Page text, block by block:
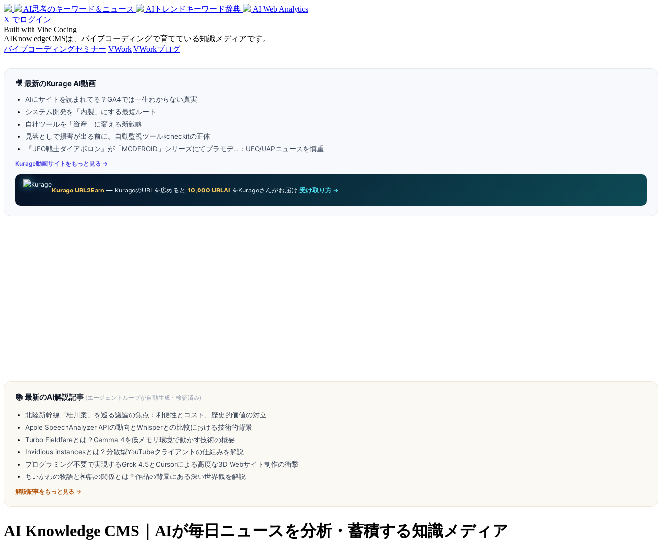
AI思考のキーワード＆ニュース AIトレンドキーワード辞典
AI Web Analytics
X でログイン
Built with Vibe Coding
AIKnowledgeCMSは、バイブコーディングで育てている知識メディアです。
バイブコーディングセミナー VWork VWorkブログ
🎥 最新のKurage AI動画
AIにサイトを読まれてる？GA4では一生わからない真実
システム開発を「内製」にする最短ルート
自社ツールを「資産」に変える新戦略
見落としで損害が出る前に。自動監視ツールkcheckitの正体
『UFO戦士ダイアポロン』が「MODEROID」シリーズにてプラモデ…：UFO/UAPニュースを慎重
Kurage動画サイトをもっと見る →
Kurage URL2Earn — KurageのURLを広めると 10,000 URLAI をKurageさんがお届け 受け取り方 →
📚 最新のAI解説記事 (エージェントループが自動生成・検証済み)
北陸新幹線「桂川案」を巡る議論の焦点：利便性とコスト、歴史的価値の対立
Apple SpeechAnalyzer APIの動向とWhisperとの比較における技術的背景
Turbo Fieldfareとは？Gemma 4を低メモリ環境で動かす技術の概要
Invidious instancesとは？分散型YouTubeクライアントの仕組みを解説
プログラミング不要で実現するGrok 4.5とCursorによる高度な3D Webサイト制作の衝撃
ちいかわの物語と神話の関係とは？作品の背景にある深い世界観を解説
解説記事をもっと見る →
AI Knowledge CMS｜AIが毎日ニュースを分析・蓄積する知識メディア